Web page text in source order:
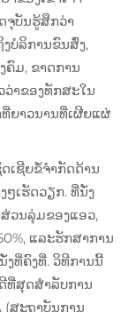
ຈຸບັນຮູ້ສຶກວ່າ
ບໍລິການຂົນສົ່ງ,
ຄົມ, ຂາດການ
າຂອງທັກສະໃນ
ຍາວນານທີ່ເຜີຍແຜ່
ເຊີຍຂໍ້ຈຳກັດດ້ານ
ໆເຮັດວຽກ. ທີ່ນັ່ງ
ວນລຸ່ມຂອງແອວ,
ແລະຮັກສາການ
ທີ່ຄົງທີ່. ວິທີການນີ້
ທີ່ສຸດສຳລັບການ
(ສະຖາບັນການ